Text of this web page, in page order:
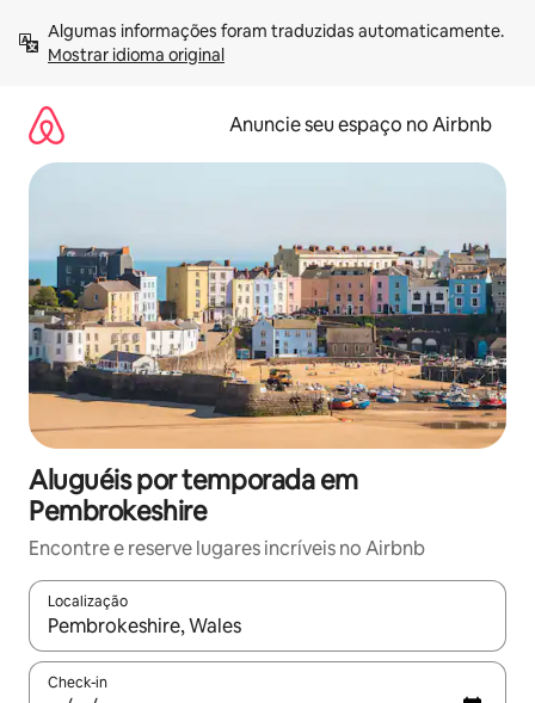
para
Mostrar idioma original
Anuncie seu espaço no Airbnb
Aluguéis por temporada em
Pembrokeshire
Encontre e reserve lugares incríveis no Airbnb
Localização
Quando os resultados estiverem disponíveis, explore-os
Check-in